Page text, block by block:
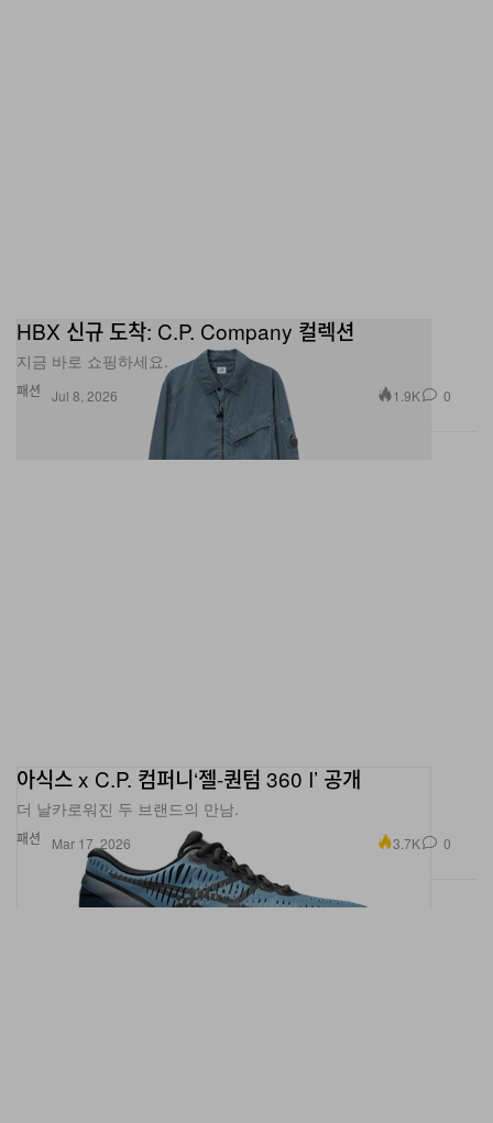
패션
HBX 신규 도착: C.P. Company 컬렉션
지금 바로 쇼핑하세요.
Jul 8, 2026 1.9K 0
패션
아식스 x C.P. 컴퍼니‘젤-퀀텀 360 I’ 공개
더 날카로워진 두 브랜드의 만남.
Mar 17, 2026 3.7K 0